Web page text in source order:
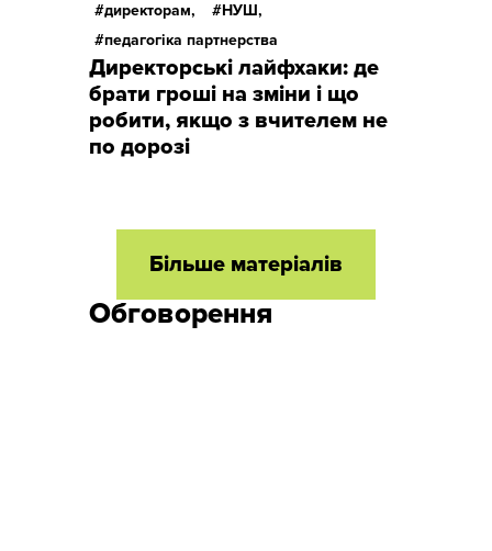
директорам,
НУШ,
педагогіка партнерства
Директорські лайфхаки: де
брати гроші на зміни і що
робити, якщо з вчителем не
по дорозі
Більше матеріалів
Обговорення